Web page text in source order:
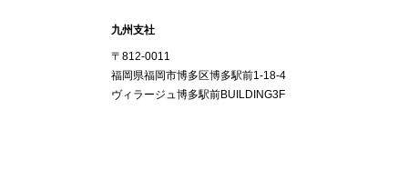
九州支社
〒812-0011
福岡県福岡市博多区博多駅前1-18-4
ヴィラージュ博多駅前BUILDING3F